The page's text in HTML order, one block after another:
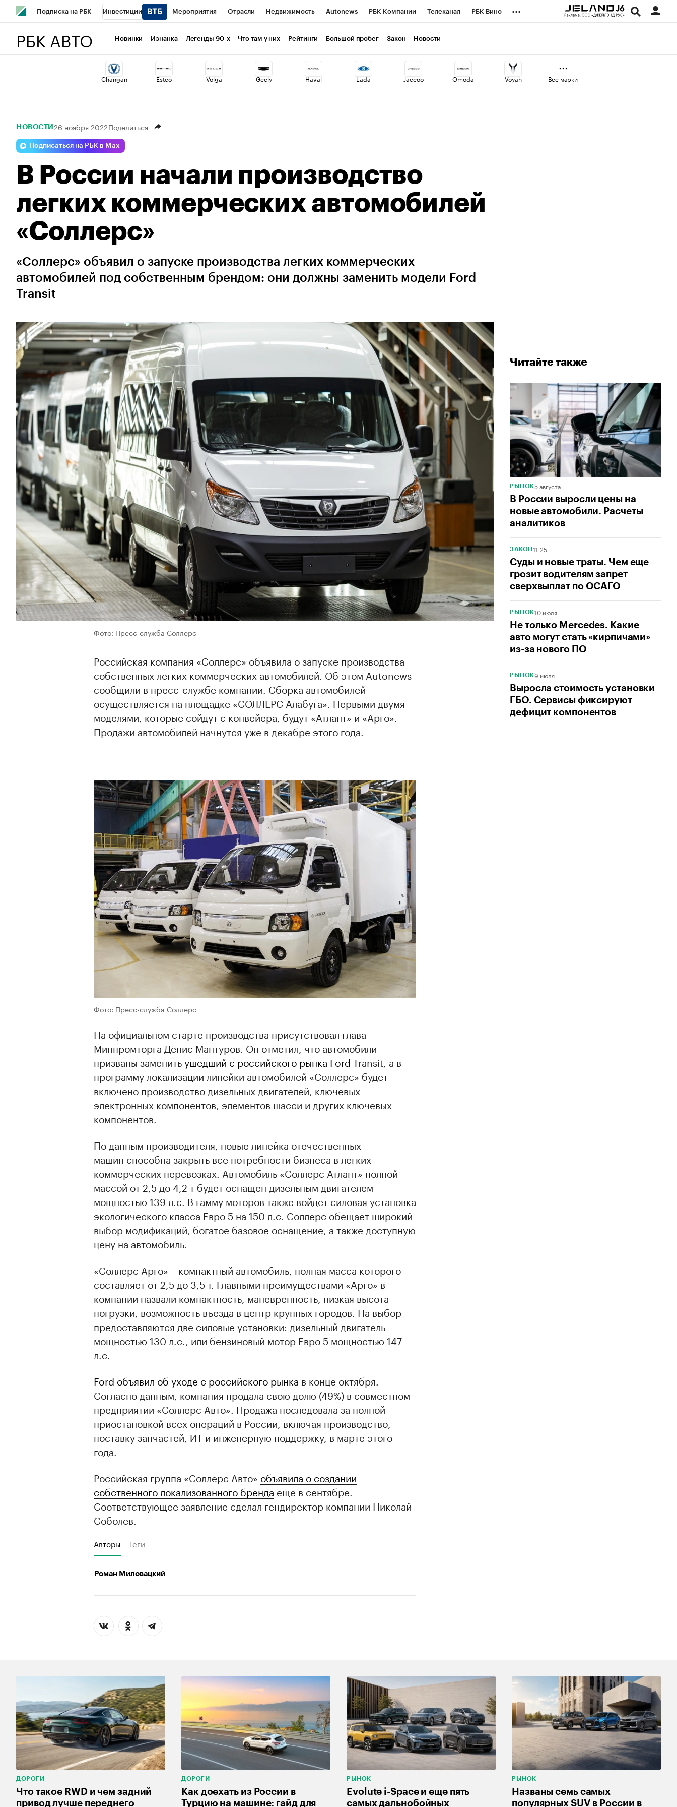
Подписка на РБК Инвестиции Мероприятия Отрасли Недвижимость Autonews РБК Компании Телеканал РБК Вино
Визионеры
Стиль Крипто РБК Бизнес-среда Дискуссионный клуб Исследования Кредитные рейтинги Франшизы Газета
Конференции СПб Спецпроекты Проверка контрагентов Экономика Бизнес
...
РБК АВТО Новинки Изнанка Легенды 90-х Что там у них Рейтинги Большой пробег Закон Новости
Changan Esteo Volga Geely Haval Lada Jaecoo Omoda Voyah Все марки
Читайте также
РЫНОК5 августа
В России выросли цены на
новые автомобили. Расчеты
аналитиков
ЗАКОН 11:25
Суды и новые траты. Чем еще
грозит водителям запрет
сверхвыплат по ОСАГО
РЫНОК10 июля
Не только Mercedes. Какие
авто могут стать «кирпичами»
из-за нового ПО
РЫНОК9 июля
Выросла стоимость установки
ГБО. Сервисы фиксируют
дефицит компонентов
НОВОСТИ 26 ноября 2022Поделиться
Подписаться на РБК в Max
В России начали производство
легких коммерческих автомобилей
«Соллерс»
«Соллерс» объявил о запуске производства легких коммерческих
автомобилей под собственным брендом: они должны заменить модели Ford
Transit
Фото: Пресс-служба Соллерс
Российская компания «Соллерс» объявила о запуске производства
собственных легких коммерческих автомобилей. Об этом Autonews
сообщили в пресс-службе компании. Сборка автомобилей
осуществляется на площадке «СОЛЛЕРС Алабуга». Первыми двумя
моделями, которые сойдут с конвейера, будут «Атлант» и «Арго».
Продажи автомобилей начнутся уже в декабре этого года.
Фото: Пресс-служба Соллерс
00:00 00:00
На официальном старте производства присутствовал глава
Минпромторга Денис Мантуров. Он отметил, что автомобили
призваны заменитьушедший с российского рынка Ford Transit, а в
программу локализации линейки автомобилей «Соллерс» будет
включено производство дизельных двигателей, ключевых
электронных компонентов, элементов шасси и других ключевых
компонентов.
По данным производителя, новые линейка отечественных
машин способна закрыть все потребности бизнеса в легких
коммерческих перевозках. Автомобиль «Соллерс Атлант» полной
массой от 2,5 до 4,2 т будет оснащен дизельным двигателем
мощностью 139 л.с. В гамму моторов также войдет силовая установка
экологического класса Евро 5 на 150 л.с. Соллерс обещает широкий
выбор модификаций, богатое базовое оснащение, а также доступную
цену на автомобиль.
«Соллерс Арго» – компактный автомобиль, полная масса которого
составляет от 2,5 до 3,5 т. Главными преимуществами «Арго» в
компании назвали компактность, маневренность, низкая высота
погрузки, возможность въезда в центр крупных городов. На выбор
предоставляются две силовые установки: дизельный двигатель
мощностью 130 л.с., или бензиновый мотор Евро 5 мощностью 147
л.с.
Ford объявил об уходе с российского рынка в конце октября.
Согласно данным, компания продала свою долю (49%) в совместном
предприятии «Соллерс Авто». Продажа последовала за полной
приостановкой всех операций в России, включая производство,
поставку запчастей, ИТ и инженерную поддержку, в марте этого
года.
Российская группа «Соллерс Авто» объявила о создании
собственного локализованного бренда еще в сентябре.
Соответствующее заявление сделал гендиректор компании Николай
Соболев.
Авторы Теги
Роман Миловацкий
ДОРОГИ
Что такое RWD и чем задний
привод лучше переднего
ДОРОГИ
Как доехать из России в
Турцию на машине: гайд для
РЫНОК
Evolute i-Space и еще пять
самых дальнобойных
РЫНОК
Названы семь самых
популярных SUV в России в